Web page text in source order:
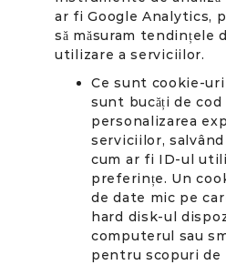
ar fi Google Analytics,
să măsuram tendințele
utilizare a serviciilor.
Ce sunt cookie-
sunt bucăți de
personalizarea
serviciilor,
cum ar fi ID-ul
preferințe. Un
de date mic pe
hard disk-ul
computerul sau
pentru scopuri de